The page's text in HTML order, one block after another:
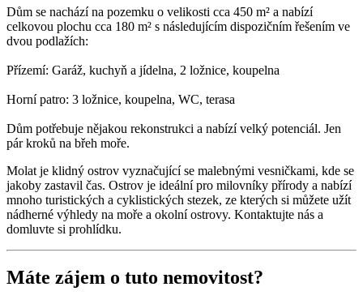
Dům se nachází na pozemku o velikosti cca 450 m² a nabízí
celkovou plochu cca 180 m² s následujícím dispozičním řešením ve
dvou podlažích:
Přízemí: Garáž, kuchyň a jídelna, 2 ložnice, koupelna
Horní patro: 3 ložnice, koupelna, WC, terasa
Dům potřebuje nějakou rekonstrukci a nabízí velký potenciál. Jen
pár kroků na břeh moře.
Molat je klidný ostrov vyznačující se malebnými vesničkami, kde se
jakoby zastavil čas. Ostrov je ideální pro milovníky přírody a nabízí
mnoho turistických a cyklistických stezek, ze kterých si můžete užít
nádherné výhledy na moře a okolní ostrovy. Kontaktujte nás a
domluvte si prohlídku.
Máte zájem o tuto nemovitost?